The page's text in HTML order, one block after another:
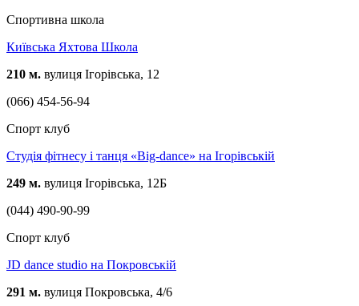
Спортивна школа
Київська Яхтова Школа
210 м. вулиця Ігорівська, 12
(066) 454-56-94
Спорт клуб
Студія фітнесу і танця «Big-dance» на Ігорівській
249 м. вулиця Ігорівська, 12Б
(044) 490-90-99
Спорт клуб
JD dance studio на Покровській
291 м. вулиця Покровська, 4/6